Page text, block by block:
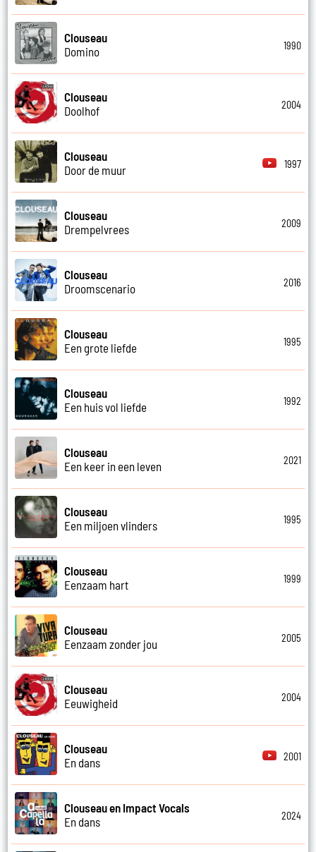
Clouseau
Domino
1990
Clouseau
Doolhof
2004
Clouseau
Door de muur
1997
Clouseau
Drempelvrees
2009
Clouseau
Droomscenario
2016
Clouseau
Een grote liefde
1995
Clouseau
Een huis vol liefde
1992
Clouseau
Een keer in een leven
2021
Clouseau
Een miljoen vlinders
1995
Clouseau
Eenzaam hart
1999
Clouseau
Eenzaam zonder jou
2005
Clouseau
Eeuwigheid
2004
Clouseau
En dans
2001
Clouseau en Impact Vocals
En dans
2024